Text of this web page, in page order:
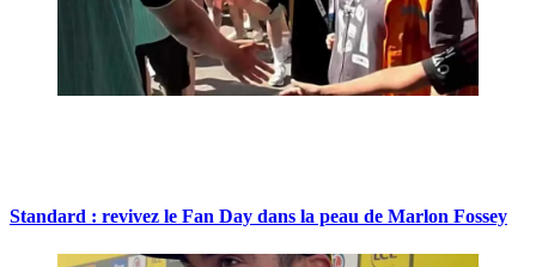
Standard : revivez le Fan Day dans la peau de Marlon Fossey